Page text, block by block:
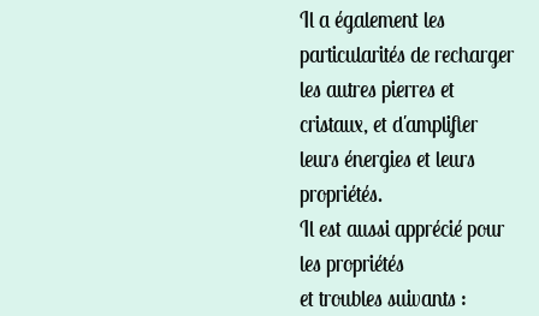
Il a également les
particularités de recharger
les autres pierres et
cristaux, et d'amplifier
leurs énergies et leurs
propriétés.
Il est aussi apprécié pour
les propriétés
et troubles suivants :